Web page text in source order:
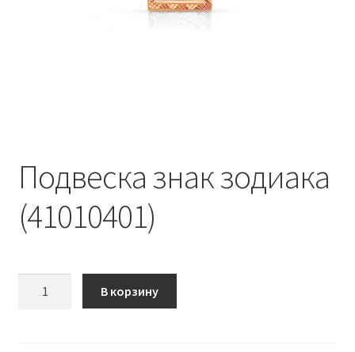
Подвеска знак зодиака
(41010401)
В корзину